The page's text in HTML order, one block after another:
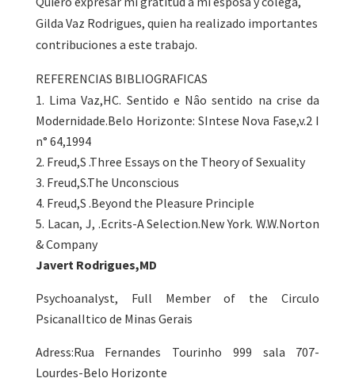
Gilda Vaz Rodrigues, quien ha realizado importantes
contribuciones a este trabajo.
REFERENCIAS BIBLIOGRAFICAS
Lima Vaz,HC. Sentido e Nâo sentido na crise da
Modernidade.Belo Horizonte: SIntese Nova Fase,v.2 I
n° 64,1994
Freud,S .Three Essays on the Theory of Sexuality
Freud,S.The Unconscious
Freud,S .Beyond the Pleasure Principle
Lacan, J, .Ecrits-A Selection.New York. W.W.Norton
& Company
Javert Rodrigues,MD
Psychoanalyst, Full Member of the Circulo
PsicanalItico de Minas Gerais
Adress:Rua Fernandes Tourinho 999 sala 707-
Lourdes-Belo Horizonte